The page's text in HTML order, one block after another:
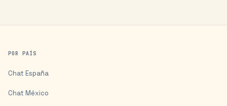
POR PAÍS
Chat España
Chat México